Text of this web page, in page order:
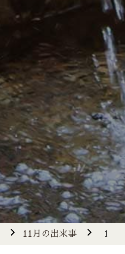
11月の出来事 １１